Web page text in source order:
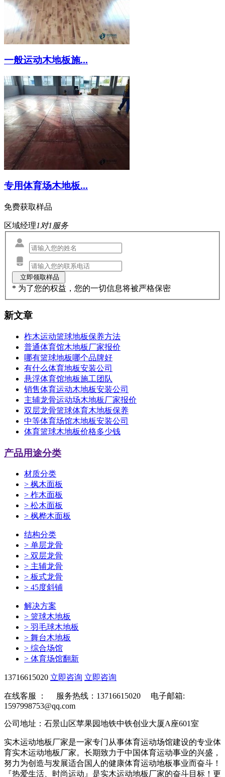
一般运动木地板施...
专用体育场木地板...
免费获取样品
区域经理1对1服务
* 为了您的权益，您的一切信息将被严格保密
新文章
柞木运动篮球地板保养方法
普通体育馆木地板厂家报价
哪有篮球地板哪个品牌好
有什么体育地板安装公司
悬浮体育馆地板施工团队
销售体育运动木地板安装公司
主辅龙骨运动场木地板厂家报价
双层龙骨篮球体育木地板保养
中等体育场馆木地板安装公司
体育篮球木地板价格多少钱
产品用途分类
材质分类
> 枫木面板
> 柞木面板
> 松木面板
> 枫桦木面板
结构分类
> 单层龙骨
> 双层龙骨
> 主辅龙骨
> 板式龙骨
> 45度斜铺
解决方案
> 篮球木地板
> 羽毛球木地板
> 舞台木地板
> 综合场馆
> 体育场馆翻新
13716615020 立即咨询 立即咨询
在线客服 ：
服务热线：13716615020 电子邮箱:
1597998753@qq.com
公司地址：石景山区苹果园地铁中铁创业大厦A座601室
实木运动地板厂家是一家专门从事体育运动场馆建设的专业体
育实木运动地板厂家。长期致力于中国体育运动事业的兴盛，
努力为创造与发展适合国人的健康体育运动地板事业而奋斗！
『热爱生活、时尚运动』是实木运动地板厂家的奋斗目标！更